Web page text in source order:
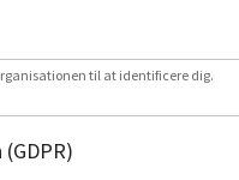
til at identificere dig.